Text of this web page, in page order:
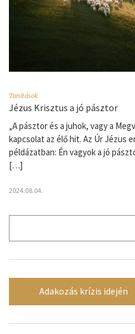
Tanítások
Jézus Krisztus a jó pásztor
„A pásztor és a juhok, vagy a
kapcsolat az élő hit. Az Úr Jézus
példázatban: Én vagyok a jó
[…]
2024.08.04.
Adakozás krízis idején